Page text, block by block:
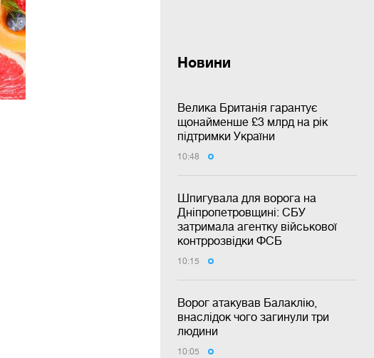
Новини
Велика Британія гарантує
щонайменше £3 млрд на рік
підтримки України
10:48
Шпигувала для ворога на
Дніпропетровщині: СБУ
затримала агентку військової
контррозвідки ФСБ
10:15
Ворог атакував Балаклію,
внаслідок чого загинули три
людини
10:05